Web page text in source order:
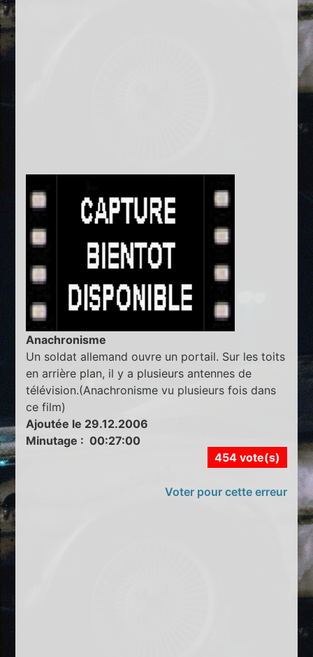
Anachronisme
Un soldat allemand ouvre un portail. Sur les toits
en arrière plan, il y a plusieurs antennes de
télévision.(Anachronisme vu plusieurs fois dans
ce film)
Ajoutée le 29.12.2006
Minutage : 00:27:00
454 vote(s)
Voter pour cette erreur